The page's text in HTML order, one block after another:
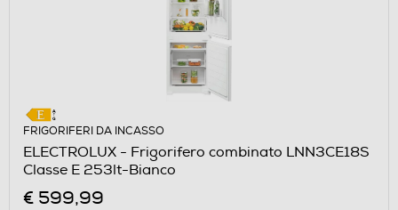
FRIGORIFERI DA INCASSO
ELECTROLUX - Frigorifero combinato LNN3CE18S
Classe E 253lt-Bianco
€ 599,99